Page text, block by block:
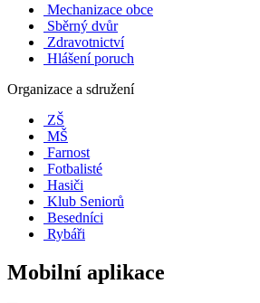
Mechanizace obce
Sběrný dvůr
Zdravotnictví
Hlášení poruch
Organizace a sdružení
ZŠ
MŠ
Farnost
Fotbalisté
Hasiči
Klub Seniorů
Besedníci
Rybáři
Mobilní aplikace